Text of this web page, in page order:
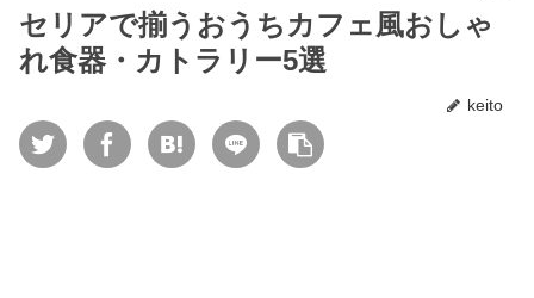
る店はどこ？
粘着面に危険
性はない？
や冷凍保存方
法を紹介
が高いけど購
入するべき？
め！霧
セリアで揃うおうちカフェ風おしゃ
れ食器・カトラリー5選
keito